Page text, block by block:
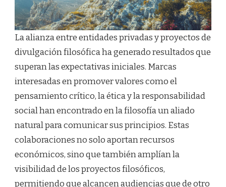
La alianza entre entidades privadas y proyectos de
divulgación filosófica ha generado resultados que
superan las expectativas iniciales. Marcas
interesadas en promover valores como el
pensamiento crítico, la ética y la responsabilidad
social han encontrado en la filosofía un aliado
natural para comunicar sus principios. Estas
colaboraciones no solo aportan recursos
económicos, sino que también amplían la
visibilidad de los proyectos filosóficos,
permitiendo que alcancen audiencias que de otro